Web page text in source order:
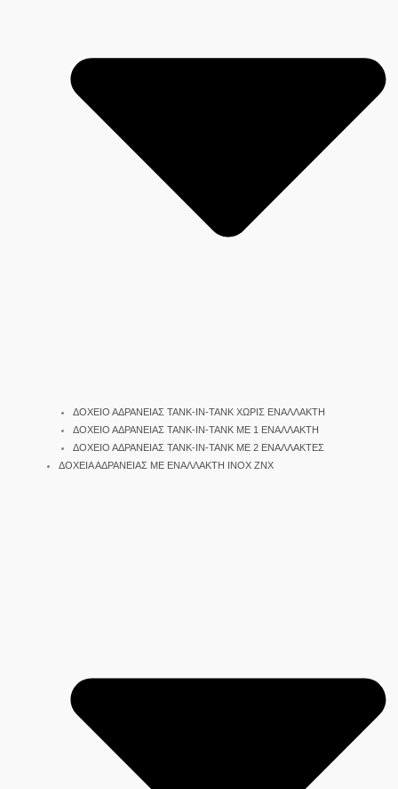
ΔΟΧΕΙΟ ΑΔΡΑΝΕΙΑΣ TANK-IN-TANK ΧΩΡΙΣ ΕΝΑΛΛΑΚΤΗ
ΔΟΧΕΙΟ ΑΔΡΑΝΕΙΑΣ TANK-IN-TANK ΜΕ 1 ΕΝΑΛΛΑΚΤΗ
ΔΟΧΕΙΟ ΑΔΡΑΝΕΙΑΣ TANK-IN-TANK ΜΕ 2 ΕΝΑΛΛΑΚΤΕΣ
ΔΟΧΕΙΑ ΑΔΡΑΝΕΙΑΣ ΜΕ ΕΝΑΛΛΑΚΤΗ INOX ΖΝΧ